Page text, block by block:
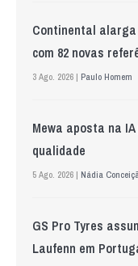
Continental
com 82 novas
3 Ago. 2026 | Paulo Homem
Mewa aposta na
qualidade
5 Ago. 2026 | Nádia
GS Pro Tyres
Laufenn em